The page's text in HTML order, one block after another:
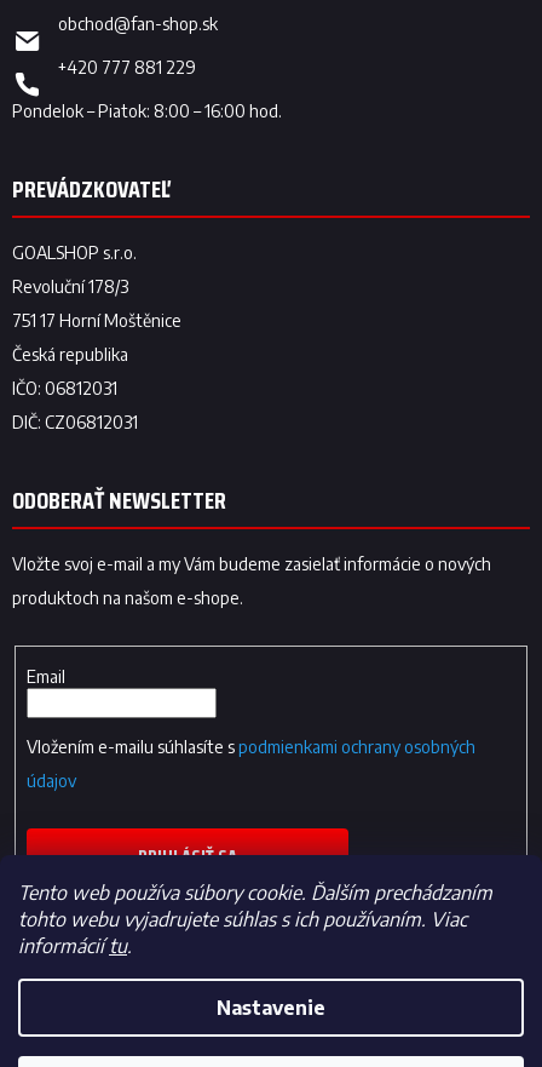
Tento web používa súbory cookie. Ďalším prechádzaním
tohto webu vyjadrujete súhlas s ich používaním. Viac
informáciítu.
Nastavenie
obchod@fan-shop.sk
+420 777 881 229
ODOBERAŤ NEWSLETTER
Vložte svoj e-mail a my Vám budeme zasielať informácie o nových
produktoch na našom e-shope.
Email
Vložením e-mailu súhlasíte spodmienkami ochrany osobných
údajov
PRIHLÁSIŤ SA
Vytvoril Shoptet